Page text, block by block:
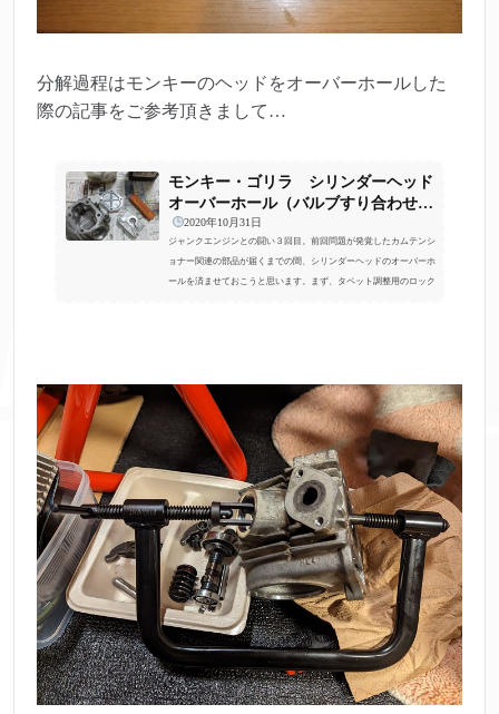
分解過程はモンキーのヘッドをオーバーホールした
際の記事をご参考頂きまして…
モンキー・ゴリラ シリンダーヘッド
オーバーホール（バルブすり合わせま
で）～ジ...
2020年10月31日
ジャンクエンジンとの闘い３回目。前回問題が発覚したカムテンシ
ョナー関連の部品が届くまでの間、シリンダーヘッドのオーバーホ
ールを済ませておこうと思います。まず、タペット調整用のロック
と、排気側（「かに...